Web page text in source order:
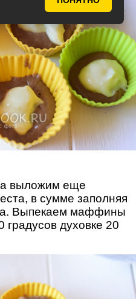
выложим еще
в сумме заполняя
Выпекаем маффины
градусов духовке 20